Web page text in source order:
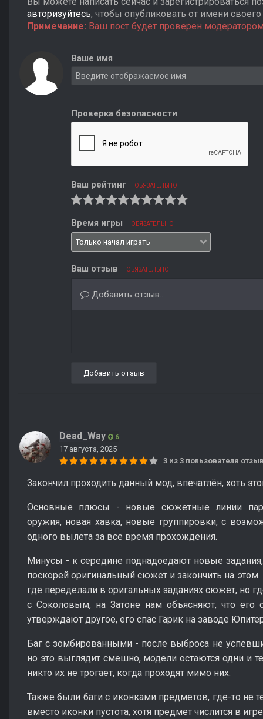
авторизуйтесь, чтобы опубликовать от имени своего
Примечание: Ваш пост будет проверен
Ваше имя
Проверка безопасности
Ваш рейтинг ОБЯЗАТЕЛЬНО
Время игры ОБЯЗАТЕЛЬНО
Ваш отзыв ОБЯЗАТЕЛЬНО
Добавить отзыв...
Добавить отзыв
Dead_Way 6
17 августа, 2025
3 из 3 пользователя
Закончил проходить данный мод, впечатлëн, хоть
Основные плюсы - новые сюжетные линии
оружия, новая хавка, новые группировки, с
одного вылета за все время прохождения.
Минусы - к середине поднадоедают новые
поскорей оригинальный сюжет и закончить на
где переделали в оригальных заданиях сюжет, но
с Соколовым, на Затоне нам объясняют, что его
утверждают другое, его спас Гарик на заводе
Баг с зомбированными - после выброса не
но это выглядит смешно, модели остаются одни и
никто их не трогает, когда проходят мимо них.
Также были баги с иконками предметов, где-то не
вместо иконки пустота, хотя предмет числится в